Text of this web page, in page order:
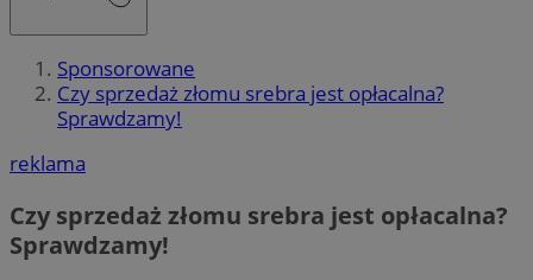
Sponsorowane
Czy sprzedaż złomu srebra jest opłacalna?
Sprawdzamy!
reklama
Czy sprzedaż złomu srebra jest opłacalna?
Sprawdzamy!